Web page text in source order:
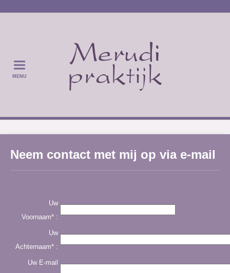
MENU
Neem contact met mij op via e-mail
Uw
Voornaam* :
Uw
Achternaam* :
Uw E-mail